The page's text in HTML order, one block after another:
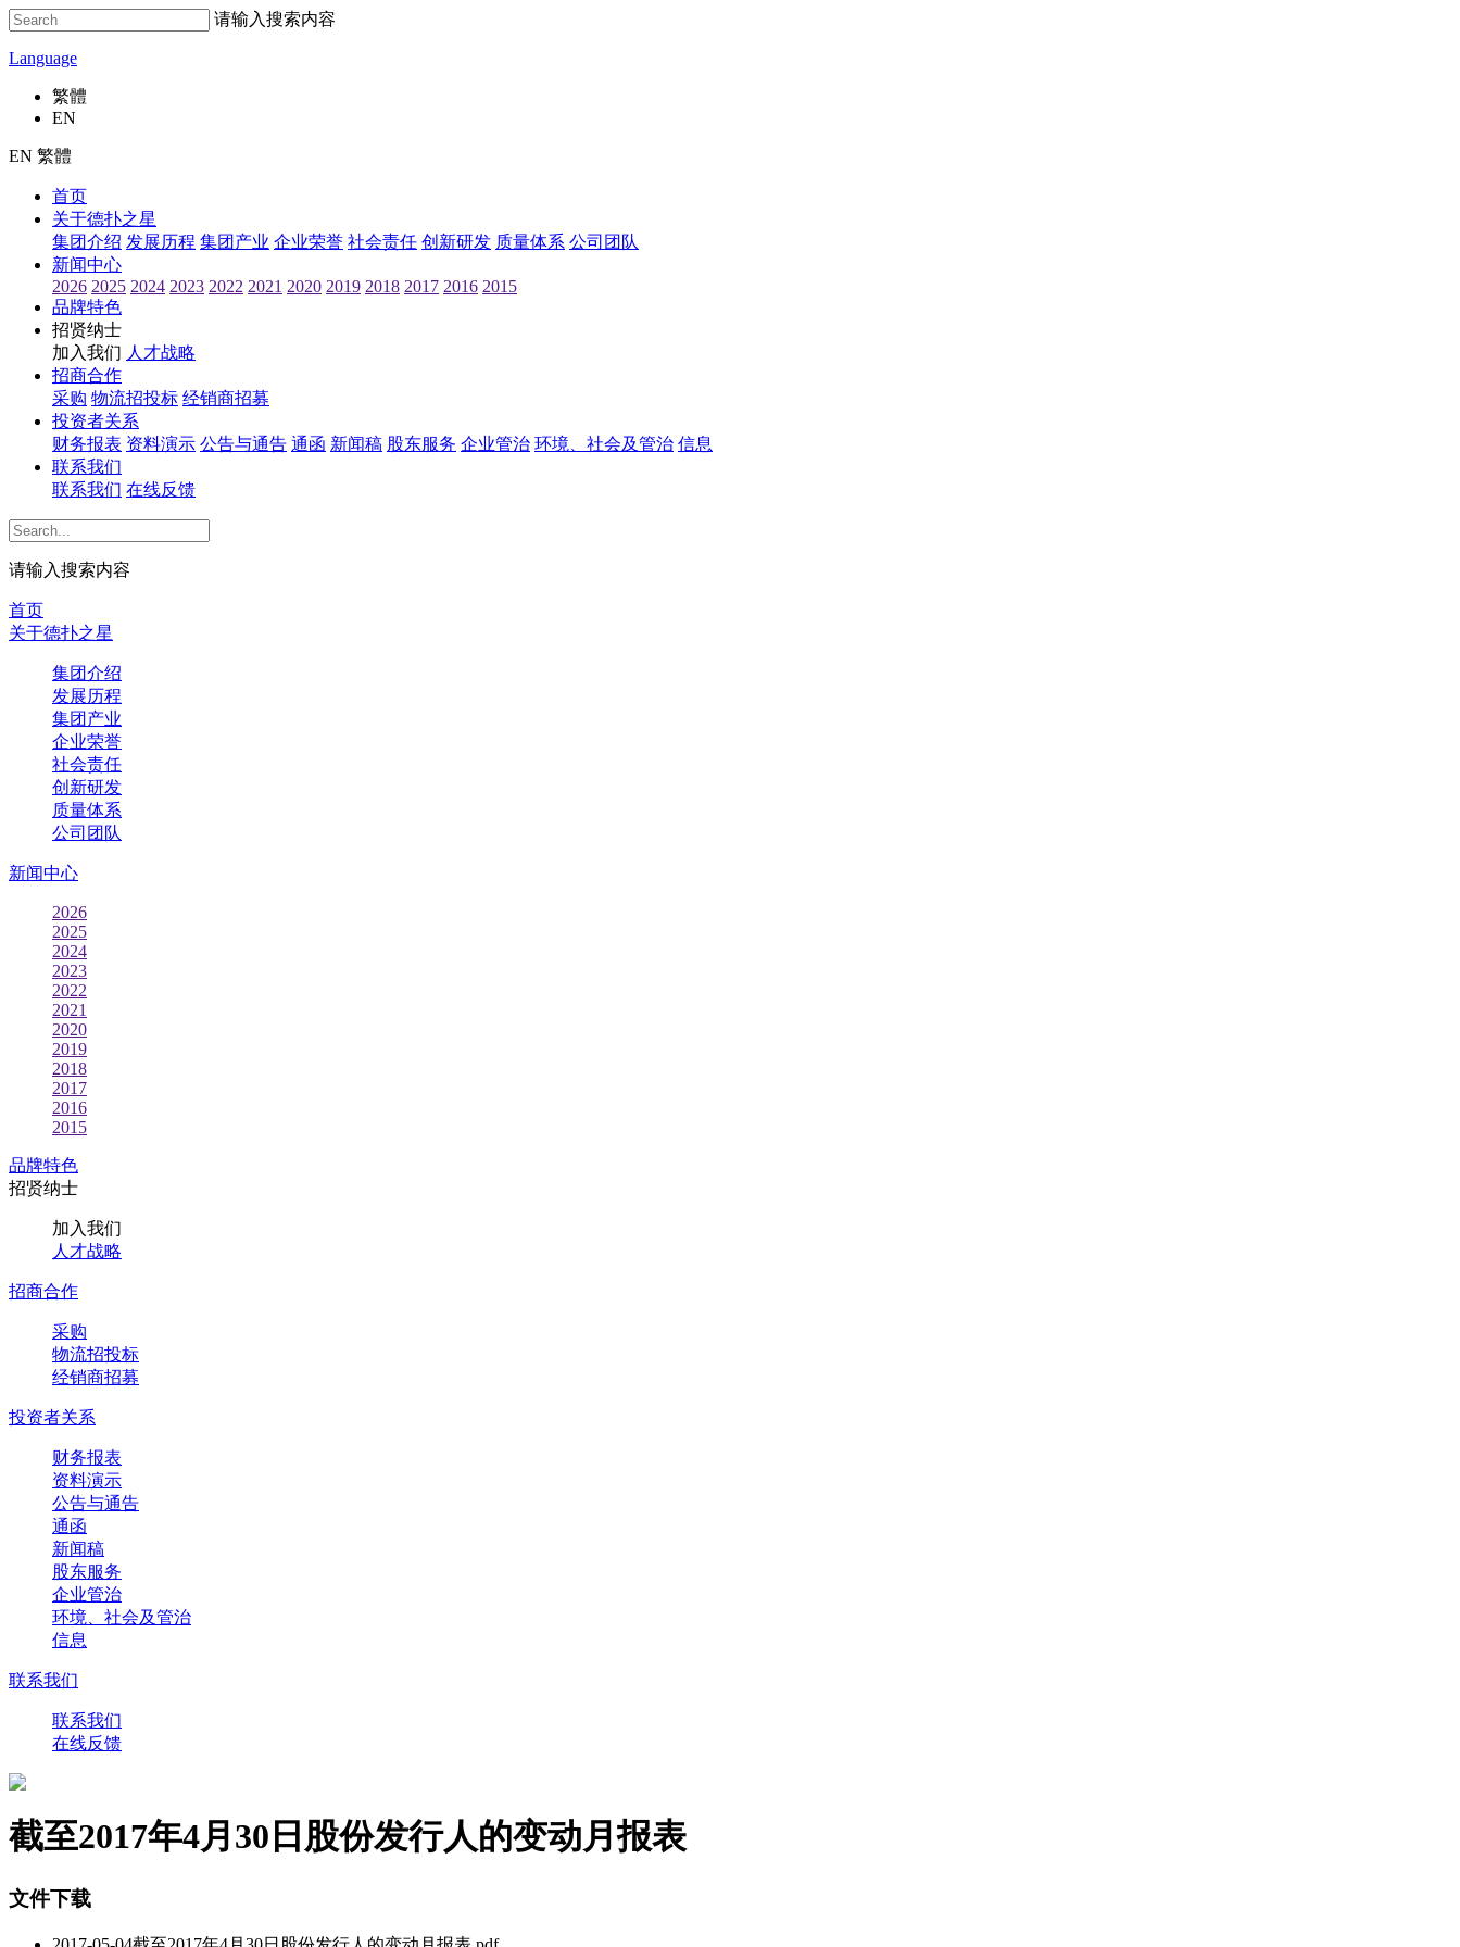
请输入搜索内容
Language
繁體
EN
EN 繁體
首页
关于德扑之星
集团介绍 发展历程 集团产业 企业荣誉 社会责任 创新研发 质量体系 公司团队
新闻中心
2026 2025 2024 2023 2022 2021 2020 2019 2018 2017 2016 2015
品牌特色
招贤纳士
加入我们 人才战略
招商合作
采购 物流招投标 经销商招募
投资者关系
财务报表 资料演示 公告与通告 通函 新闻稿 股东服务 企业管治 环境、社会及管治 信息
联系我们
联系我们 在线反馈
请输入搜索内容
首页
关于德扑之星
集团介绍
发展历程
集团产业
企业荣誉
社会责任
创新研发
质量体系
公司团队
新闻中心
2026
2025
2024
2023
2022
2021
2020
2019
2018
2017
2016
2015
品牌特色
招贤纳士
加入我们
人才战略
招商合作
采购
物流招投标
经销商招募
投资者关系
财务报表
资料演示
公告与通告
通函
新闻稿
股东服务
企业管治
环境、社会及管治
信息
联系我们
联系我们
在线反馈
截至2017年4月30日股份发行人的变动月报表
文件下载